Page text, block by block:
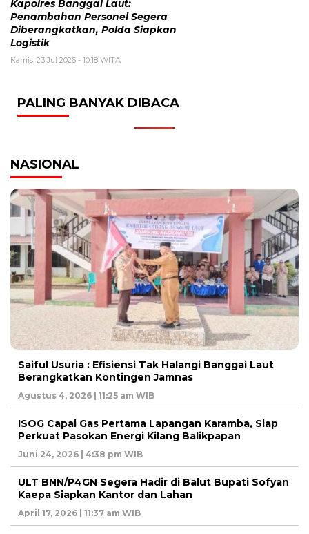
Kapolres Banggai Laut:
Penambahan Personel Segera
Diberangkatkan, Polda Siapkan
Logistik
Kamis, 23 Jul 2026 - 10:18 WITA
PALING BANYAK DIBACA
NASIONAL
Saiful Usuria : Efisiensi Tak Halangi Banggai Laut
Berangkatkan Kontingen Jamnas
Agustus 4, 2026 | 11:25 am WIB
ISOG Capai Gas Pertama Lapangan Karamba, Siap
Perkuat Pasokan Energi Kilang Balikpapan
Juni 24, 2026 | 4:38 pm WIB
ULT BNN/P4GN Segera Hadir di Balut Bupati Sofyan
Kaepa Siapkan Kantor dan Lahan
April 17, 2026 | 11:37 am WIB